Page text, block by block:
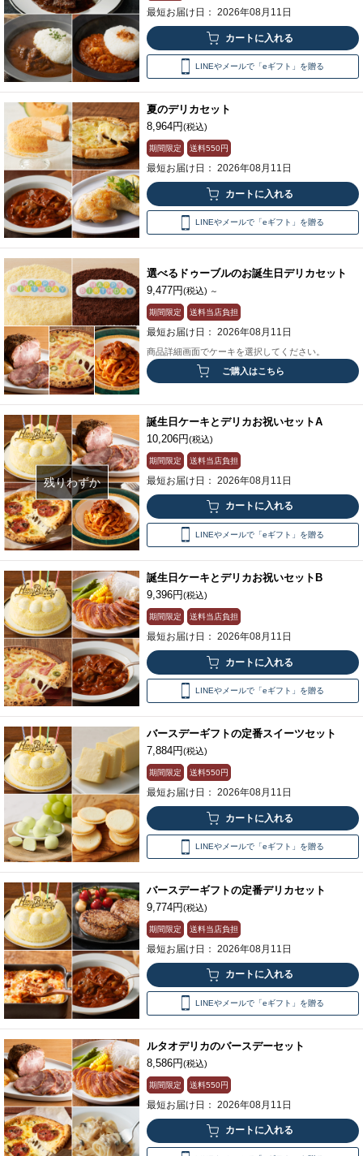
最短お届け日： 2026年08月11日
LINEやメールで「eギフト」を贈る
夏のデリカセット
8,964円(税込)
期間限定 送料550円
最短お届け日： 2026年08月11日
LINEやメールで「eギフト」を贈る
選べるドゥーブルのお誕生日デリカセット
9,477円(税込) ～
期間限定 送料当店負担
最短お届け日： 2026年08月11日
商品詳細画面でケーキを選択してください。
ご購入はこちら
残りわずか
誕生日ケーキとデリカお祝いセットA
10,206円(税込)
期間限定 送料当店負担
最短お届け日： 2026年08月11日
LINEやメールで「eギフト」を贈る
誕生日ケーキとデリカお祝いセットB
9,396円(税込)
期間限定 送料当店負担
最短お届け日： 2026年08月11日
LINEやメールで「eギフト」を贈る
バースデーギフトの定番スイーツセット
7,884円(税込)
期間限定 送料550円
最短お届け日： 2026年08月11日
LINEやメールで「eギフト」を贈る
バースデーギフトの定番デリカセット
9,774円(税込)
期間限定 送料当店負担
最短お届け日： 2026年08月11日
LINEやメールで「eギフト」を贈る
ルタオデリカのバースデーセット
8,586円(税込)
期間限定 送料550円
最短お届け日： 2026年08月11日